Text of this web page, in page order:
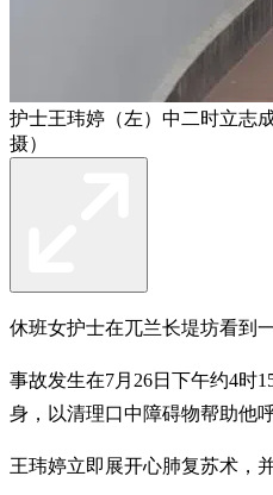
护士王玮婷（左）中二时立志
摄）
休班女护士在兀兰长堤坊看到
事故发生在7月26日下午约4时
身，以清理口中障碍物帮助他
王玮婷立即展开心肺复苏术，